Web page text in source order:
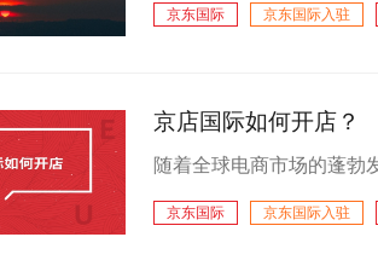
京东国际 京东国际入驻
京店国际如何开店？
京东国际 京东国际入驻